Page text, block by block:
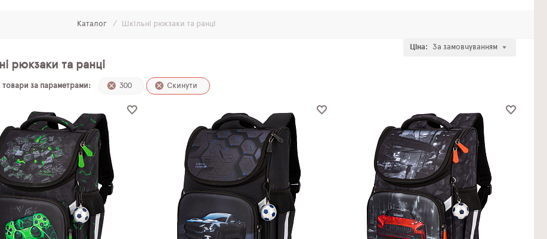
Каталог Шкільні рюкзаки та ранці
Ціна: За замовчуванням
рюкзаки та ранці
товари за параметрами: 300 Скинути